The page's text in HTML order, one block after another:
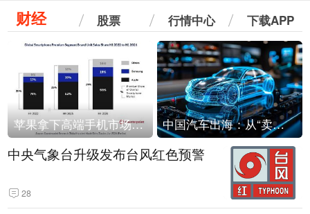
财经 股票 行情中心 下载APP
苹果拿下高端手机市场65%的份额：iPhone 17系列功不可没 中国汽车出海：从“卖出去”到“走进去”
中央气象台升级发布台风红色预警
28